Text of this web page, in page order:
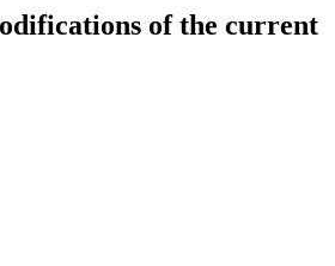
of the current